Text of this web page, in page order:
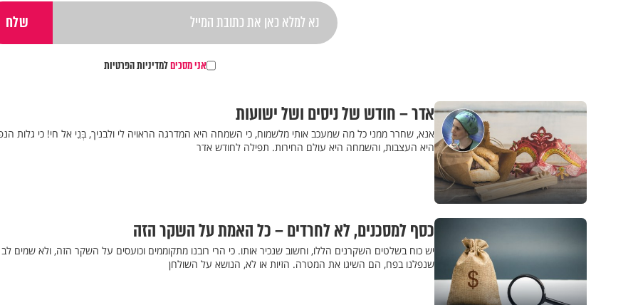
אני מסכיםלמדיניות הפרטיות
אדר – חודש של ניסים ושל ישועות
אנא, שחרר ממני כל מה שמעכב אותי מלשמוח, כי השמחה היא המדרגה הראויה לי ולבניך, בְּנֵי אל חי! כי גלות
היא העצבות, והשמחה היא עולם החירות. תפילה לחודש אדר
כסף למסכנים, לא לחרדים – כל האמת על השקר הזה
יש כוח בשלטים השקרנים הללו, וחשוב שנכיר אותו. כי הרי רובנו מתקוממים וכועסים על השקר הזה, ולא שמים לב
שנפלנו בפח, הם השיגו את המטרה. הזיות או לא, הנושא על השולחן